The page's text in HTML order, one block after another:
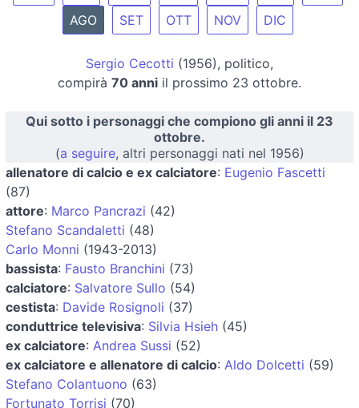
AGO
SET OTT NOV DIC
Sergio Cecotti (1956), politico,
compirà 70 anni il prossimo 23 ottobre.
Qui sotto i personaggi che compiono gli anni il 23
ottobre.
(a seguire, altri personaggi nati nel 1956)
allenatore di calcio e ex calciatore: Eugenio Fascetti
(87)
attore: Marco Pancrazi (42)
Stefano Scandaletti (48)
Carlo Monni (1943-2013)
bassista: Fausto Branchini (73)
calciatore: Salvatore Sullo (54)
cestista: Davide Rosignoli (37)
conduttrice televisiva: Silvia Hsieh (45)
ex calciatore: Andrea Sussi (52)
ex calciatore e allenatore di calcio: Aldo Dolcetti (59)
Stefano Colantuono (63)
Fortunato Torrisi (70)